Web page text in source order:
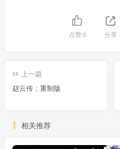
点赞0 分享
上一篇
赵云传：重制版
相关推荐